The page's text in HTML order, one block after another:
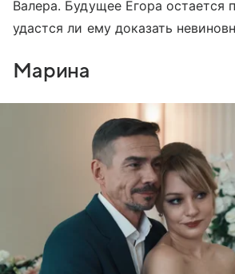
Валера. Будущее Егора остается
удастся ли ему доказать
Марина